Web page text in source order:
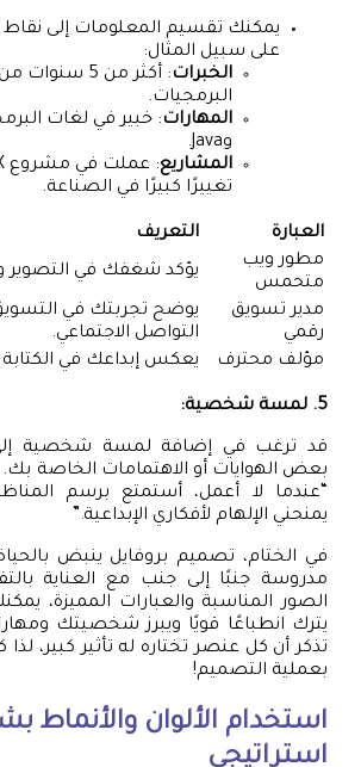
يمكنك تقسيم المعلومات إلى نقاط
على سبيل المثال:
الخبرات
: أكثر من 5
البرمجيات.
المهارات
وJava.
المشاريع
تغييرًا كبيرًا في الصناعة.
العبارة
التعريف
مطور ويب
متحمس
يؤكد شغفك في التصوير
مدير تسويق
رقمي
يوضح تجربتك في
التواصل الاجتماعي.
مؤلف محترف
يعكس إبداعك في الكتابة
5. لمسة شخصية:
قد ترغب في إضافة لمسة شخصية
بعض الهوايات أو الاهتمامات الخاصة
“عندما لا أعمل، أستمتع برسم
يمنحني الإلهام لأفكاري الإبداعية.”
في الختام، تصميم بروفايل ينبض
مدروسة جنبًا إلى جنب مع العناية
الصور المناسبة والعبارات المميزة،
يترك انطباعًا قويًا ويبرز شخصيتك
تذكر أن كل عنصر تختاره له تأثير كبير،
بعملية التصميم!
استخدام الألوان والأنماط
استراتيجي